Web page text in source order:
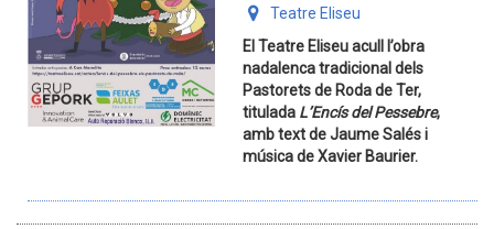
Teatre Eliseu
El Teatre Eliseu acull l’obra
nadalenca tradicional dels
Pastorets de Roda de Ter,
titulada L’Encís del Pessebre,
amb text de Jaume Salés i
música de Xavier Baurier.